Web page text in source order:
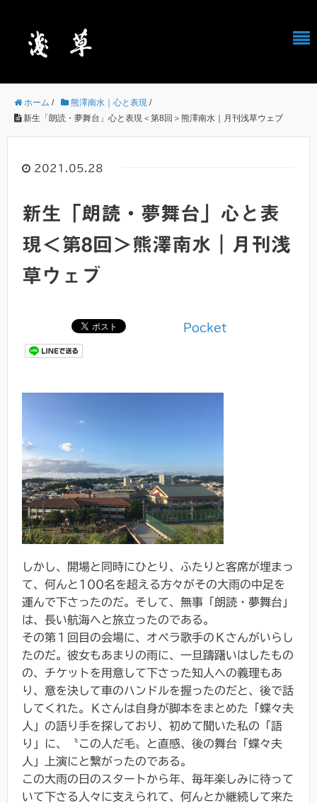
ホーム / 熊澤南水｜心と表現 /
新生「朗読・夢舞台」心と表現＜第8回＞熊澤南水｜月刊浅草ウェブ
2021.05.28
新生「朗読・夢舞台」心と表
現＜第8回＞熊澤南水｜月刊浅
草ウェブ
Pocket
しかし、開場と同時にひとり、ふたりと客席が埋まっ
て、何んと100名を超える方々がその大雨の中足を
運んで下さったのだ。そして、無事「朗読・夢舞台」
は、長い航海へと旅立ったのである。
その第１回目の会場に、オペラ歌手のＫさんがいらし
たのだ。彼女もあまりの雨に、一旦躊躇いはしたもの
の、チケットを用意して下さった知人への義理もあ
り、意を決して車のハンドルを握ったのだと、後で話
してくれた。Ｋさんは自身が脚本をまとめた「蝶々夫
人」の語り手を探しており、初めて聞いた私の「語
り」に、〝この人だ⽑〟と直感、後の舞台「蝶々夫
人」上演にと繋がったのである。
この大雨の日のスタートから年、毎年楽しみに待って
いて下さる人々に支えられて、何んとか継続して来た